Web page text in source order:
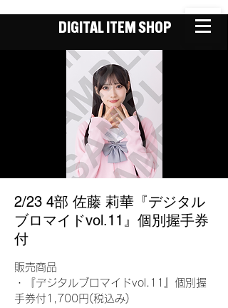
DIGITAL ITEM SHOP
2/23 4部 佐藤 莉華『デジタル
ブロマイドvol.11』個別握手券
付
販売商品
・『デジタルブロマイドvol.11』個別握
手券付1,700円(税込み)